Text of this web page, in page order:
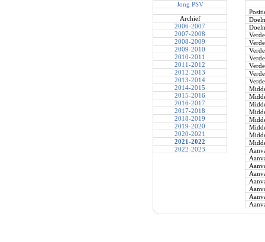
Jong PSV
Archief
2006-2007
2007-2008
2008-2009
2009-2010
2010-2011
2011-2012
2012-2013
2013-2014
2014-2015
2015-2016
2016-2017
2017-2018
2018-2019
2019-2020
2020-2021
2021-2022
2022-2023